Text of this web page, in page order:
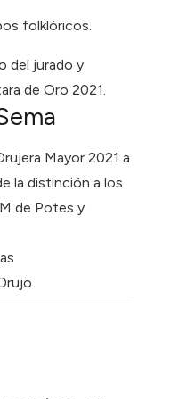
folklóricos.
del jurado y
de Oro 2021.
Mayor 2021 a
la distinción a los
de Potes y